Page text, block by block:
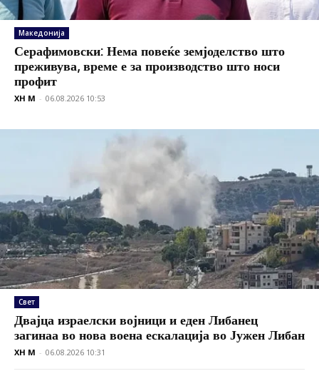
Македонија
Серафимовски: Нема повеќе земјоделство што
преживува, време е за производство што носи
профит
XH M - 06.08.2026 10:53
Свет
Двајца израелски војници и еден Либанец
загинаа во нова воена ескалација во Јужен Либан
XH M - 06.08.2026 10:31